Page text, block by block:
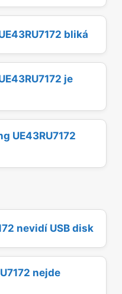
bliká
je
UE43RU7172
nevidí USB disk
nejde